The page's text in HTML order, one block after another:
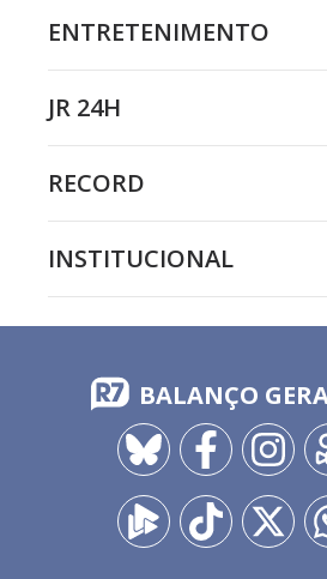
ENTRETENIMENTO
JR 24H
RECORD
INSTITUCIONAL
BALANÇO